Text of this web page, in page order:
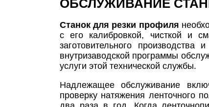
ОБСЛУЖИВАНИЕ
Станок для резки профиля
с его калибровкой, чисткой и
заготовительного
внутризаводской программы
услуги этой технической службы.
Надлежащее обслуживание
проверку натяжения ленточного